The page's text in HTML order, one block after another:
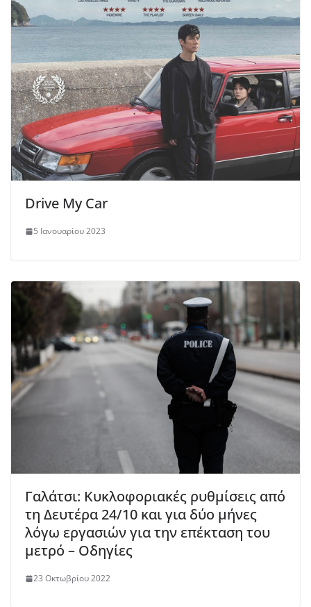
Drive My Car
5 Ιανουαρίου 2023
Γαλάτσι: Κυκλοφοριακές ρυθμίσεις από
τη Δευτέρα 24/10 και για δύο μήνες
λόγω εργασιών για την επέκταση του
μετρό – Οδηγίες
23 Οκτωβρίου 2022